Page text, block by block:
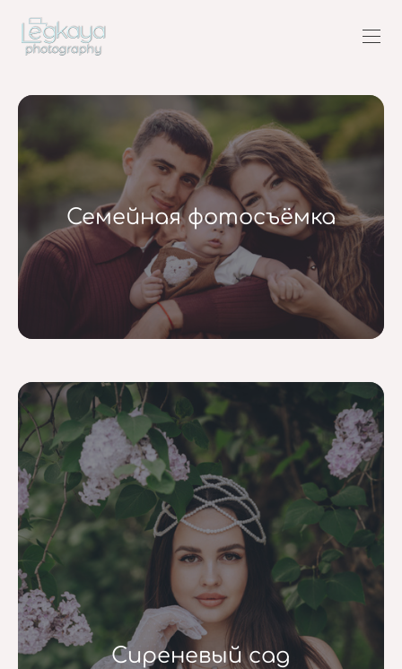
Семейная фотосъёмка
Сиреневый сад